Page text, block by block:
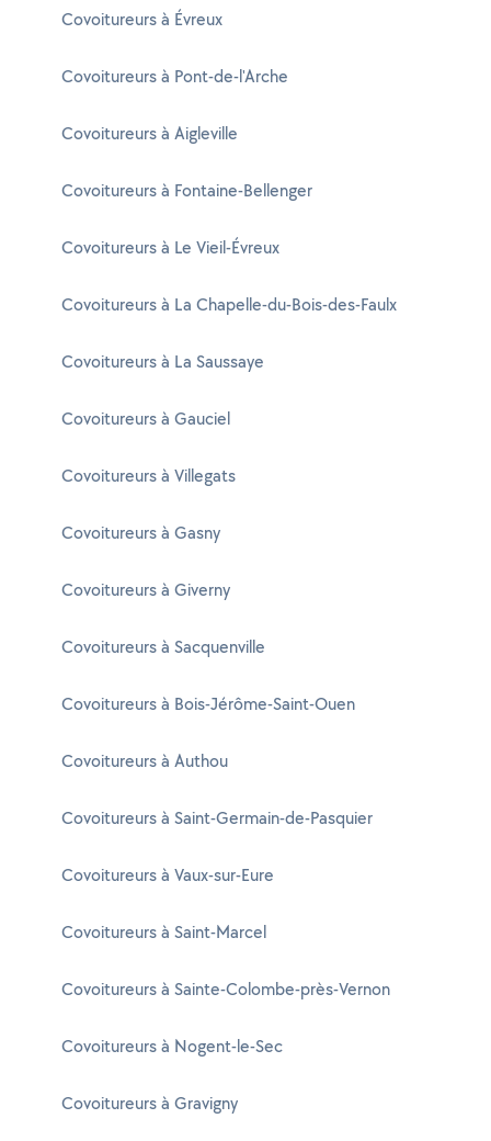
Covoitureurs à Évreux
Covoitureurs à Pont-de-l'Arche
Covoitureurs à Aigleville
Covoitureurs à Fontaine-Bellenger
Covoitureurs à Le Vieil-Évreux
Covoitureurs à La Chapelle-du-Bois-des-Faulx
Covoitureurs à La Saussaye
Covoitureurs à Gauciel
Covoitureurs à Villegats
Covoitureurs à Gasny
Covoitureurs à Giverny
Covoitureurs à Sacquenville
Covoitureurs à Bois-Jérôme-Saint-Ouen
Covoitureurs à Authou
Covoitureurs à Saint-Germain-de-Pasquier
Covoitureurs à Vaux-sur-Eure
Covoitureurs à Saint-Marcel
Covoitureurs à Sainte-Colombe-près-Vernon
Covoitureurs à Nogent-le-Sec
Covoitureurs à Gravigny